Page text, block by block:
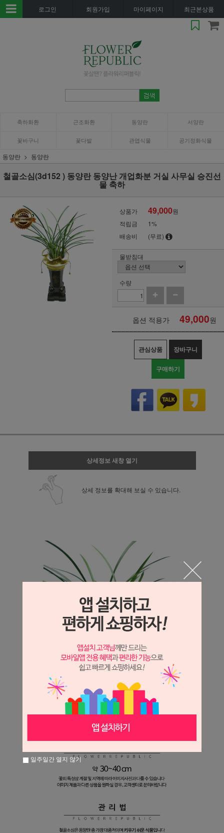
로그인 회원가입 마이페이지 최근본상품
축하화환 근조화환 동양란 서양란
꽃바구니 꽃다발 관엽식물 공기정화식물
동양란 동양란
철골소심(3d152 ) 동양란 동양난 개업화분 거실 사무실 승진선
물 축하
상품가 49,000원
적립금
1%
배송비
(무료)
물받침대
수량
옵션 적용가 49,000원
관심상품 장바구니
구매하기
상세정보 새창 열기
상세 정보를 확대해 보실 수 있습니다.
일주일간 열지 않기